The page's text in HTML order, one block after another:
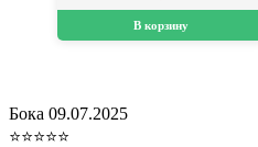
В корзину
Бока 09.07.2025
⭐⭐⭐⭐⭐